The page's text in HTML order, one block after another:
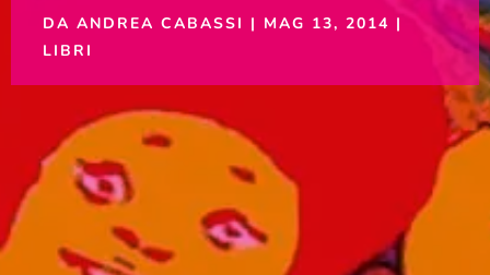
DA ANDREA CABASSI | MAG 13, 2014 |
LIBRI